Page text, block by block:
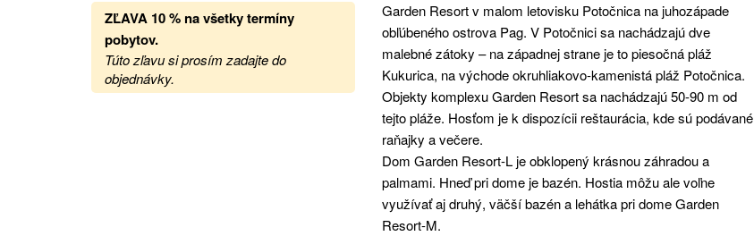
ZĽAVA 10 % na všetky termíny
pobytov.
Túto zľavu si prosím zadajte do
objednávky.
Garden Resort v malom letovisku Potočnica na juhozápade
obľúbeného ostrova Pag. V Potočnici sa nachádzajú dve
malebné zátoky – na západnej strane je to piesočná pláž
Kukurica, na východe okruhliakovo-kamenistá pláž Potočnica.
Objekty komplexu Garden Resort sa nachádzajú 50-90 m od
tejto pláže. Hosťom je k dispozícii reštaurácia, kde sú podávané
raňajky a večere.
Dom Garden Resort-L je obklopený krásnou záhradou a
palmami. Hneď pri dome je bazén. Hostia môžu ale voľne
využívať aj druhý, väčší bazén a lehátka pri dome Garden
Resort-M.